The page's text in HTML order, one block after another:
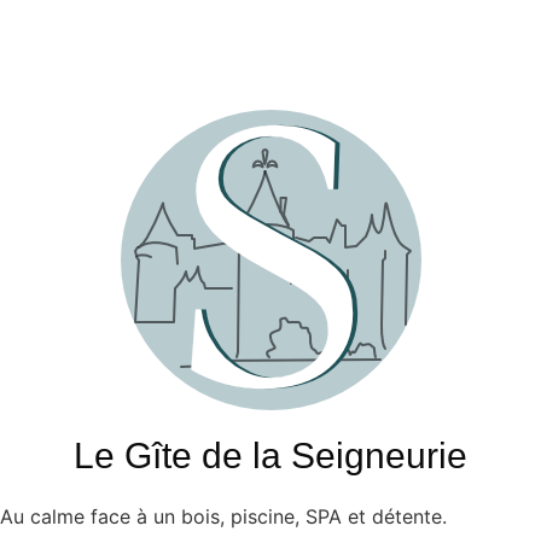
Le Gîte de la Seigneurie
Au calme face à un bois, piscine, SPA et détente.